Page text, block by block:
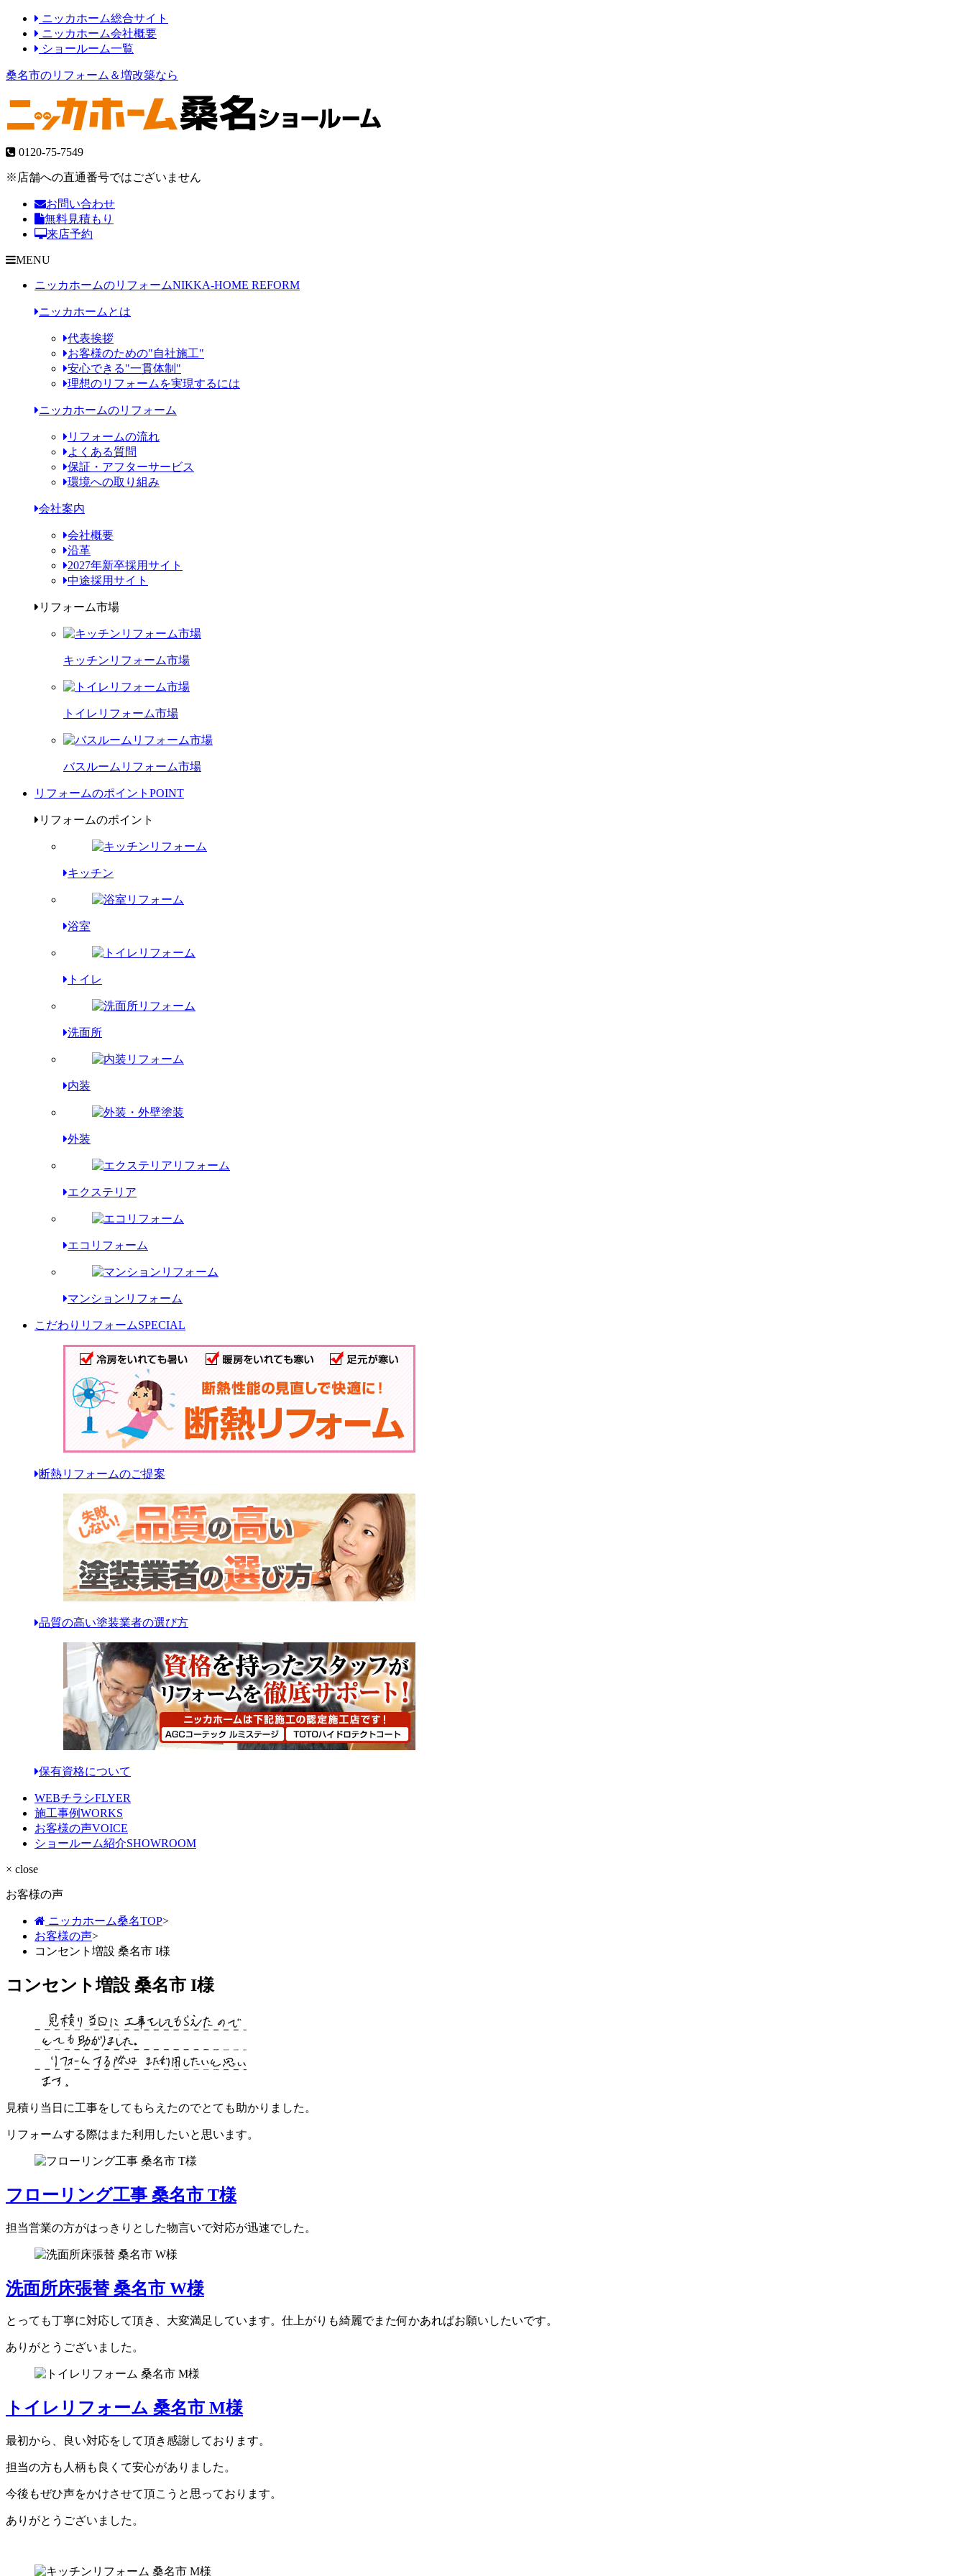
ニッカホーム総合サイト
ニッカホーム会社概要
ショールーム一覧
桑名市のリフォーム＆増改築なら
0120-75-7549
※店舗への直通番号ではございません
お問い合わせ
無料見積もり
来店予約
MENU
ニッカホームのリフォームNIKKA-HOME REFORM
ニッカホームとは
代表挨拶
お客様のための"自社施工"
安心できる"一貫体制"
理想のリフォームを実現するには
ニッカホームのリフォーム
リフォームの流れ
よくある質問
保証・アフターサービス
環境への取り組み
会社案内
会社概要
沿革
2027年新卒採用サイト
中途採用サイト
リフォーム市場
キッチンリフォーム市場
トイレリフォーム市場
バスルームリフォーム市場
リフォームのポイント POINT
リフォームのポイント
キッチン
浴室
トイレ
洗面所
内装
外装
エクステリア
エコリフォーム
マンションリフォーム
こだわりリフォームSPECIAL
断熱リフォームのご提案
品質の高い塗装業者の選び方
保有資格について
WEBチラシFLYER
施工事例WORKS
お客様の声VOICE
ショールーム紹介SHOWROOM
× close
お客様の声
ニッカホーム桑名TOP>
お客様の声>
コンセント増設 桑名市 I様
コンセント増設 桑名市 I様
見積り当日に工事をしてもらえたのでとても助かりました。
リフォームする際はまた利用したいと思います。
フローリング工事 桑名市 T様
担当営業の方がはっきりとした物言いで対応が迅速でした。
洗面所床張替 桑名市 W様
とっても丁寧に対応して頂き、大変満足しています。仕上がりも綺麗でまた何かあればお願いしたいです。
ありがとうございました。
トイレリフォーム 桑名市 M様
最初から、良い対応をして頂き感謝しております。
担当の方も人柄も良くて安心がありました。
今後もぜひ声をかけさせて頂こうと思っております。
ありがとうございました。